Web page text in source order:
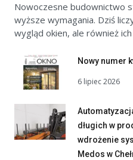
Nowoczesne budownictwo
wyższe wymagania. Dziś
wygląd okien, ale również
Nowy numer
6 lipiec 2026
długich w
wdrożenie
Medos w